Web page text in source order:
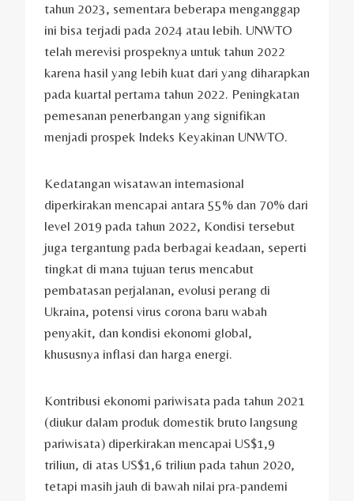
tahun 2023, sementara beberapa menganggap
ini bisa terjadi pada 2024 atau lebih. UNWTO
telah merevisi prospeknya untuk tahun 2022
karena hasil yang lebih kuat dari yang diharapkan
pada kuartal pertama tahun 2022. Peningkatan
pemesanan penerbangan yang signifikan
menjadi prospek Indeks Keyakinan UNWTO.
Kedatangan wisatawan internasional
diperkirakan mencapai antara 55% dan 70% dari
level 2019 pada tahun 2022, Kondisi tersebut
juga tergantung pada berbagai keadaan, seperti
tingkat di mana tujuan terus mencabut
pembatasan perjalanan, evolusi perang di
Ukraina, potensi virus corona baru wabah
penyakit, dan kondisi ekonomi global,
khususnya inflasi dan harga energi.
Kontribusi ekonomi pariwisata pada tahun 2021
(diukur dalam produk domestik bruto langsung
pariwisata) diperkirakan mencapai US$1,9
triliun, di atas US$1,6 triliun pada tahun 2020,
tetapi masih jauh di bawah nilai pra-pandemi